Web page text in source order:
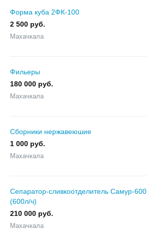
Форма куба 2ФК-100
2 500 руб.
Махачкала
Фильеры
180 000 руб.
Махачкала
Сборники нержавеюшие
1 000 руб.
Махачкала
Сепаратор-сливкоотделитель Самур-600
(600л/ч)
210 000 руб.
Махачкала